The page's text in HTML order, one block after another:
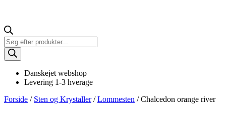
Products
search
Danskejet webshop
Levering 1-3 hverage
Forside / Sten og Krystaller/Lommesten / Chalcedon orange river